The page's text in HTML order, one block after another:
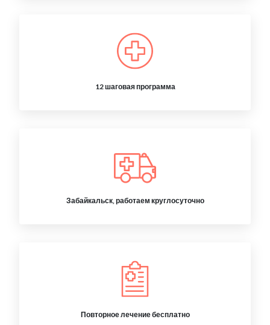
12 шаговая программа
Забайкальск, работаем круглосуточно
Повторное лечение бесплатно